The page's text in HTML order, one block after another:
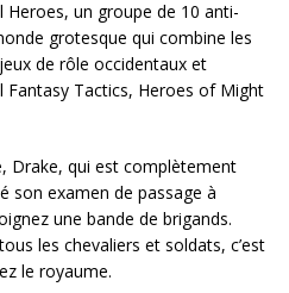
Heroes, un groupe de 10 anti-
grotesque qui combine les
de rôle occidentaux et
Fantasy Tactics, Heroes of Might
Drake, qui est complètement
son examen de passage à
une bande de brigands.
les chevaliers et soldats, c’est
le royaume.